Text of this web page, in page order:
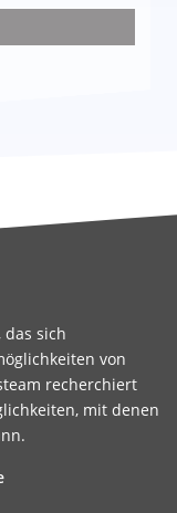
sich
von
recherchiert
mit denen